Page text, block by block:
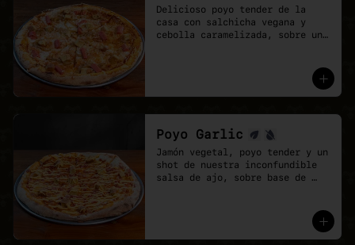
Delicioso poyo tender de la
casa con salchicha vegana y
cebolla caramelizada, sobre una
Poyo Garlic
Jamón vegetal, poyo tender y un
shot de nuestra inconfundible
salsa de ajo, sobre base de